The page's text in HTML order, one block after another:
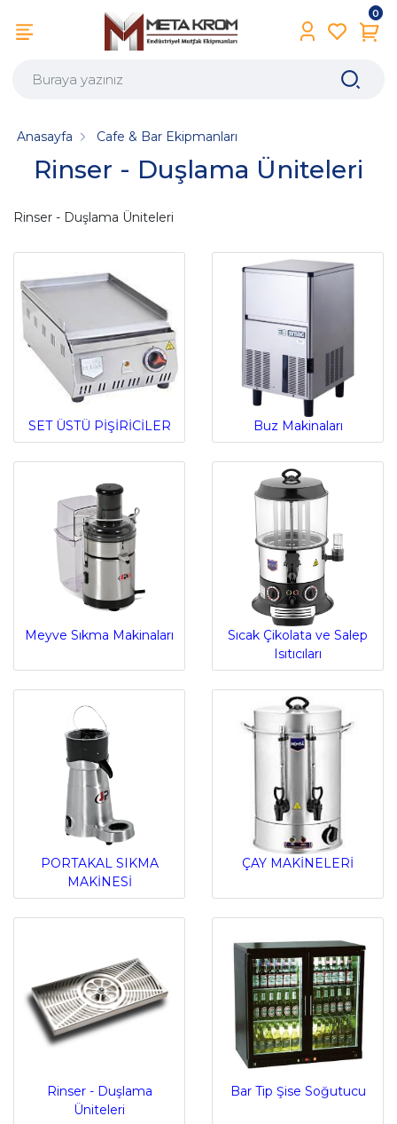
0
Rinser - Duşlama Üniteleri
Anasayfa Cafe & Bar Ekipmanları
Rinser - Duşlama Üniteleri
SET ÜSTÜ PİŞİRİCİLER Buz Makinaları
Meyve Sıkma Makinaları
Sıcak Çikolata ve Salep
Isıtıcıları
PORTAKAL SIKMA
MAKİNESİ
ÇAY MAKİNELERİ
Rinser - Duşlama
Üniteleri
Bar Tip Şise Soğutucu